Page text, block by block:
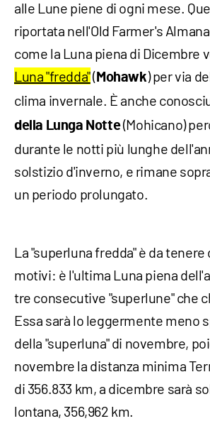
alle Lune piene di ogni mese.
riportata nell'Old Farmer's
come la Luna piena di Dicembre
Luna "fredda"( Mohawk) per via
clima invernale. È anche
della Lunga Notte(Mohicano)
durante le notti più lunghe
solstizio d'inverno, e rimane
un periodo prolungato.
La "superluna fredda" è da
motivi: è l'ultima Luna piena
tre consecutive "superlune" che
Essa sarà lo leggermente meno
della "superluna" di novembre,
novembre la distanza minima
di 356.833 km, a dicembre sarà
lontana, 356,962 km.